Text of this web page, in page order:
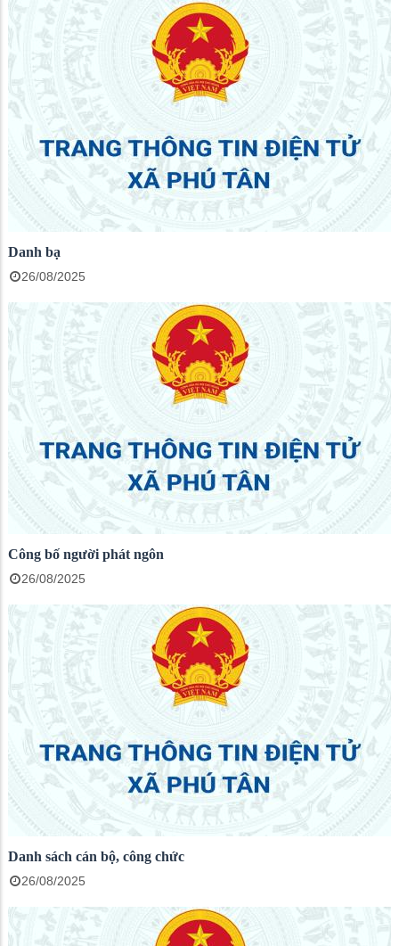
Danh bạ
26/08/2025
Công bố người phát ngôn
26/08/2025
Danh sách cán bộ, công chức
26/08/2025